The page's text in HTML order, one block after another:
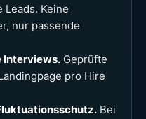
Keine
nur passende
Interviews. Geprüfte
pro Hire
Bei